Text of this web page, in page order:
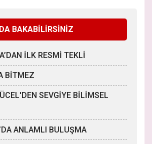
BAKABİLİRSİNİZ
İLK RESMİ TEKLİ
BİTMEZ
SEVGİYE BİLİMSEL
ANLAMLI BULUŞMA